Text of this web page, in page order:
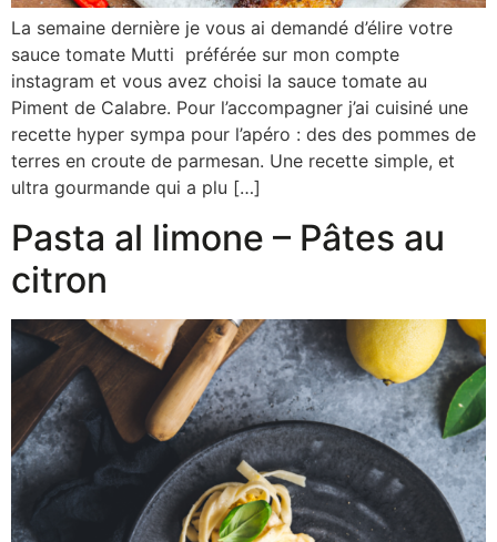
La semaine dernière je vous ai demandé d’élire votre
sauce tomate Mutti préférée sur mon compte
instagram et vous avez choisi la sauce tomate au
Piment de Calabre. Pour l’accompagner j’ai cuisiné une
recette hyper sympa pour l’apéro : des des pommes de
terres en croute de parmesan. Une recette simple, et
ultra gourmande qui a plu […]
Pasta al limone – Pâtes au
citron